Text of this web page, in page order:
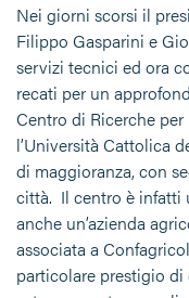
Nei giorni scorsi il
Filippo Gasparini e
servizi tecnici ed ora
recati per un
Centro di Ricerche
l’Università Cattolica
di maggioranza, con
città. Il centro è infatti
anche un’azienda
associata a
particolare prestigio